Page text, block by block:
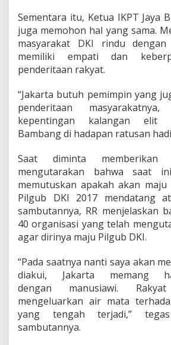
Sementara itu, Ketua IKPT Jaya
juga memohon hal yang sama.
masyarakat DKI rindu
memiliki empati dan
penderitaan rakyat.
“Jakarta butuh pemimpin yang
penderitaan
kepentingan kalangan elit
Bambang di hadapan ratusan
Saat diminta memberikan
mengutarakan bahwa saat
memutuskan apakah akan
Pilgub DKI 2017 mendatang
sambutannya, RR menjelaskan
40 organisasi yang telah
agar dirinya maju Pilgub DKI.
“Pada saatnya nanti saya akan
diakui, Jakarta memang
dengan manusiawi.
mengeluarkan air mata
yang tengah terjadi,”
sambutannya.